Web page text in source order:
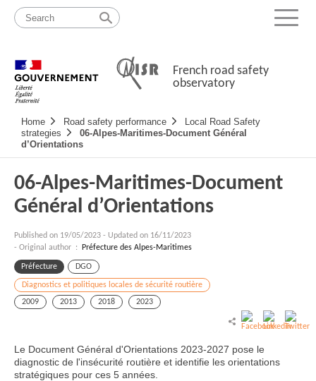
content
map
Menu
French road safety
observatory
Navigation
principale
Home Road safety performance
Local Road Safety
strategies
06-Alpes-Maritimes-Document Général
d’Orientations
06-Alpes-Maritimes-Document
Général d’Orientations
Published on 19/05/2023 - Updated on 16/11/2023
- Original author :
Préfecture des Alpes-Maritimes
Préfecture DGO
Diagnostics et politiques locales de sécurité routière
2009
2013 2018 2023
Le Document Général d'Orientations 2023-2027 pose le
diagnostic de l'insécurité routière et identifie les orientations
stratégiques pour ces 5 années.